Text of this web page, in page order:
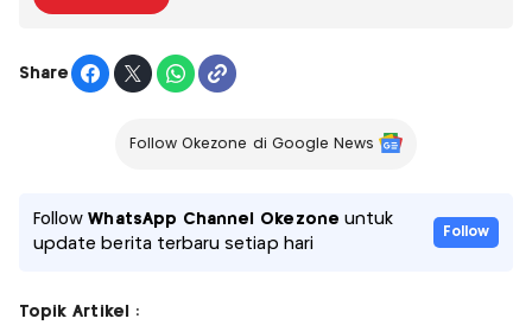
Share
Follow Okezone di Google News
FollowWhatsApp Channel Okezone untuk
update berita terbaru setiap hari
Follow
Topik Artikel :